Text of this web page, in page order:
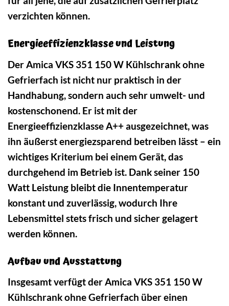
verzichten können.
Energieeffizienzklasse und Leistung
Der Amica VKS 351 150 W Kühlschrank ohne
Gefrierfach ist nicht nur praktisch in der
Handhabung, sondern auch sehr umwelt- und
kostenschonend. Er ist mit der
Energieeffizienzklasse A++ ausgezeichnet, was
ihn äußerst energiezsparend betreiben lässt – ein
wichtiges Kriterium bei einem Gerät, das
durchgehend im Betrieb ist. Dank seiner 150
Watt Leistung bleibt die Innentemperatur
konstant und zuverlässig, wodurch Ihre
Lebensmittel stets frisch und sicher gelagert
werden können.
Aufbau und Ausstattung
Insgesamt verfügt der Amica VKS 351 150 W
Kühlschrank ohne Gefrierfach über einen